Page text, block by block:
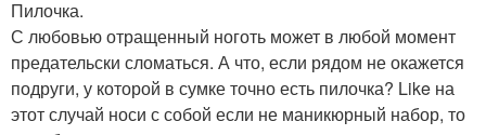
Пилочка.
С любовью отращенный ноготь может в любой момент
предательски сломаться. А что, если рядом не окажется
подруги, у которой в сумке точно есть пилочка? Like на
этот случай носи с собой если не маникюрный набор, то